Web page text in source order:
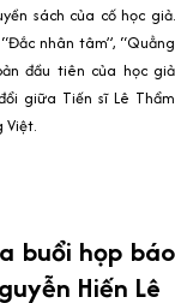
sách của cố học giả.
nhân tâm”, “Quẳng
đầu tiên của học giả
giữa Tiến sĩ Lê Thẩm
Việt.
buổi họp báo
Hiến Lê